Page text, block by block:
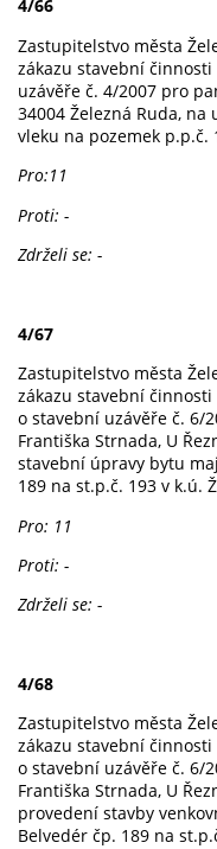
4/66
Zastupitelstvo města
zákazu stavební
uzávěře č. 4/2007 pro
34004 Železná Ruda, na
vleku na pozemek p.p.č.
Pro:11
Proti: -
Zdrželi se: -
4/67
Zastupitelstvo města
zákazu stavební
o stavební uzávěře č. 6/
Františka Strnada, U
stavební úpravy bytu
189 na st.p.č. 193 v k.ú.
Pro: 11
Proti: -
Zdrželi se: -
4/68
Zastupitelstvo města
zákazu stavební
o stavební uzávěře č. 6/
Františka Strnada, U
provedení stavby
Belvedér čp. 189 na